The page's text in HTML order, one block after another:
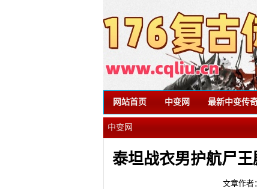
网站首页 中变网 最新中变传
中变网
泰坦战衣男护航尸
文章作者：